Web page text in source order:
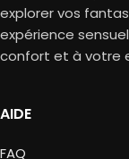
explorer vos
expérience
confort et à votre
AIDE
FAQ